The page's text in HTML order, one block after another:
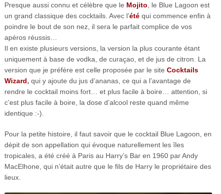
Presque aussi connu et célèbre que le Mojito , le Blue Lagoon est
un grand classique des cocktails. Avec l’étéqui commence enfin à
poindre le bout de son nez, il sera le parfait complice de vos
apéros réussis…
Il en existe plusieurs versions, la version la plus courante étant
uniquement à base de vodka, de curaçao, et de jus de citron. La
version que je préfère est celle proposée par le site Cocktails
Wizard, qui y ajoute du jus d’ananas, ce qui a l’avantage de
rendre le cocktail moins fort… et plus facile à boire… attention, si
c’est plus facile à boire, la dose d’alcool reste quand même
identique :-).
Pour la petite histoire, il faut savoir que le cocktail Blue Lagoon, en
dépit de son appellation qui évoque naturellement les îles
tropicales, a été créé à Paris au Harry’s Bar en 1960 par Andy
MacElhone, qui n’était autre que le fils de Harry le propriétaire des
lieux.